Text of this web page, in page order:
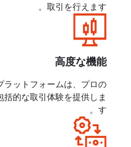
取引を行えます。
高度な機能
ラットフォームは、プロの
括的な取引体験を提供しま
す。